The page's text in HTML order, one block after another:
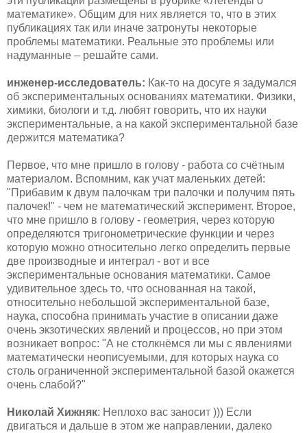
математике». Общим для них является то, что в этих
публикациях так или иначе затронуты некоторые
проблемы математики. Реальные это проблемы или
надуманные – решайте сами.
инженер-исследователь: Как-то на досуге я задумался
об экспериментальных основаниях математики. Физики,
химики, биологи и т.д. любят говорить, что их науки
экспериментальные, а на какой экспериментальной базе
держится математика?
Первое, что мне пришло в голову - работа со счётным
материалом. Вспомним, как учат маленьких детей:
"Прибавим к двум палочкам три палочки и получим пять
палочек!" - чем не математический эксперимент. Второе,
что мне пришло в голову - геометрия, через которую
определяются тригонометрические функции и через
которую можно относительно легко определить первые
две производные и интеграл - вот и все
экспериментальные основания математики. Самое
удивительное здесь то, что основанная на такой,
относительно небольшой экспериментальной базе,
наука, способна принимать участие в описании даже
очень экзотических явлений и процессов, но при этом
возникает вопрос: "А не столкнёмся ли мы с явлениями
математически неописуемыми, для которых наука со
столь ограниченной экспериментальной базой окажется
очень слабой?"
Николай Хижняк: Неплохо вас заносит ))) Если
двигаться и дальше в этом же направлении, далеко